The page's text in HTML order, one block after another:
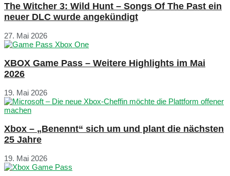
The Witcher 3: Wild Hunt – Songs Of The Past ein
neuer DLC wurde angekündigt
27. Mai 2026
XBOX Game Pass – Weitere Highlights im Mai
2026
19. Mai 2026
Xbox – „Benennt“ sich um und plant die nächsten
25 Jahre
19. Mai 2026